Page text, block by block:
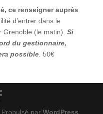
ce renseigner auprès
d’entrer dans le
(le matin). Si
du gestionnaire,
possible. 50€
Propulsé parWordPress